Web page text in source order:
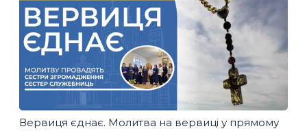
Вервиця єднає. Молитва на вервиці у прямому